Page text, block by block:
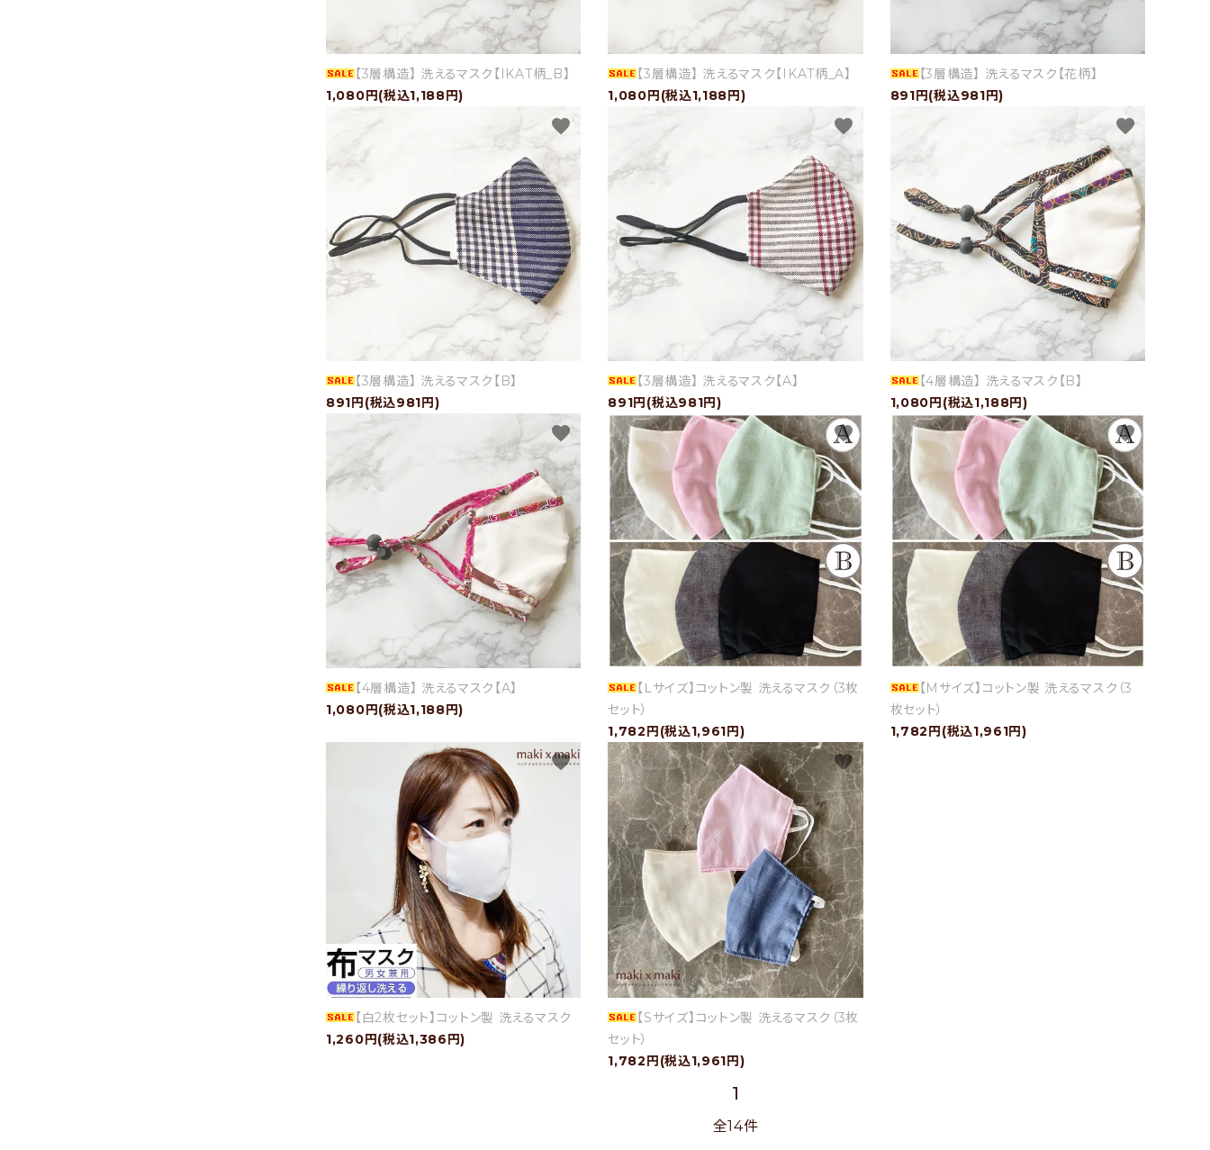
【3層構造】 洗えるマスク【IKAT柄_B】
1,080円(税込1,188円)
【3層構造】 洗えるマスク【IKAT柄_A】
1,080円(税込1,188円)
【3層構造】 洗えるマスク【花柄】
891円(税込981円)
【3層構造】 洗えるマスク【B】
891円(税込981円)
favorite
【3層構造】 洗えるマスク【A】
891円(税込981円)
favorite
【4層構造】 洗えるマスク【B】
1,080円(税込1,188円)
favorite
【4層構造】 洗えるマスク【A】
1,080円(税込1,188円)
favorite
【Ｌサイズ】コットン製 洗えるマスク（3枚
セット）
1,782円(税込1,961円)
favorite
【Mサイズ】コットン製 洗えるマスク（3
枚セット）
1,782円(税込1,961円)
favorite
【白2枚セット】コットン製 洗えるマスク
1,260円(税込1,386円)
favorite
【Sサイズ】コットン製 洗えるマスク（3枚
セット）
1,782円(税込1,961円)
favorite
1
全14件